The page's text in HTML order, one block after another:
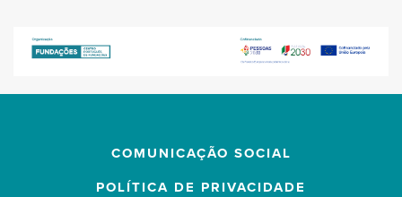
COMUNICAÇÃO SOCIAL
POLÍTICA DE PRIVACIDADE